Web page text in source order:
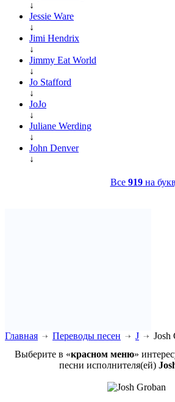
↓
Jessie Ware
↓
Jimi Hendrix
↓
Jimmy Eat World
↓
Jo Stafford
↓
JoJo
↓
Juliane Werding
↓
John Denver
↓
Все 919на
Главная Переводы песен J
Josh
Выберите в «красном меню»
песни исполнителя(ей)